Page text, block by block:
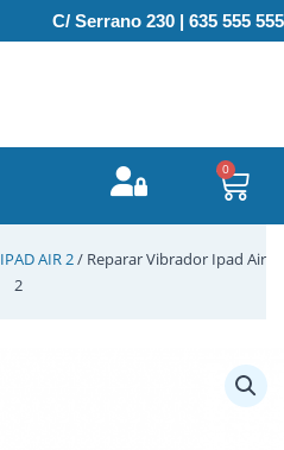
C/ Serrano 230 | 635 555 555
0
IPAD AIR 2/ Reparar Vibrador Ipad Air
2